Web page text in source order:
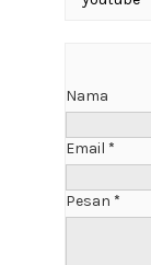
Nama
Email *
Pesan *